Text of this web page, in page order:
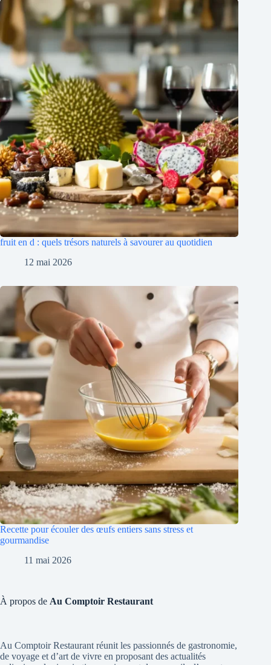
fruit en d : quels trésors naturels à savourer au quotidien
12 mai 2026
Recette pour écouler des œufs entiers sans stress et
gourmandise
11 mai 2026
À propos de Au Comptoir Restaurant
Au Comptoir Restaurant réunit les passionnés de gastronomie,
de voyage et d’art de vivre en proposant des actualités